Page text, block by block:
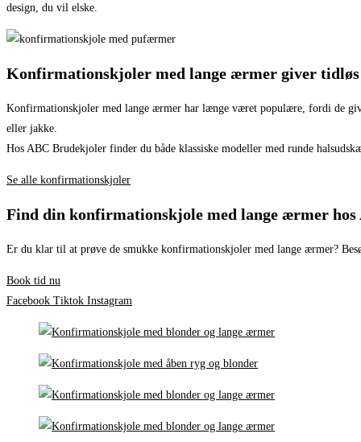
design, du vil elske.
Konfirmationskjoler med lange ærmer giver
Konfirmationskjoler med lange ærmer har længe været populære, fordi de
eller jakke.
Hos ABC Brudekjoler finder du både klassiske modeller med runde
Se alle konfirmationskjoler
Find din konfirmationskjole med lange ærmer
Er du klar til at prøve de smukke konfirmationskjoler med lange ærmer?
Book tid nu
Facebook Tiktok Instagram